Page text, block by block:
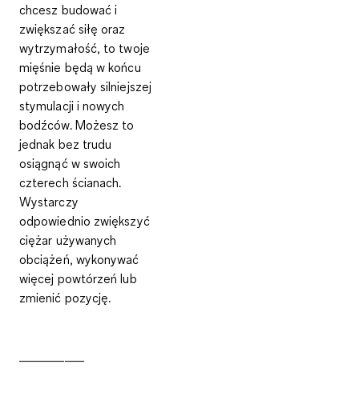
chcesz budować i
zwiększać siłę oraz
wytrzymałość, to twoje
mięśnie będą w końcu
potrzebowały silniejszej
stymulacji i nowych
bodźców. Możesz to
jednak bez trudu
osiągnąć w swoich
czterech ścianach.
Wystarczy
odpowiednio zwiększyć
ciężar używanych
obciążeń, wykonywać
więcej powtórzeń lub
zmienić pozycję.